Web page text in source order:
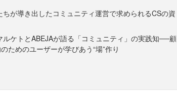
ちが導き出したコミュニティ運営で求められるCSの資
ルケトとABEJAが語る「コミュニティ」の実践知──顧
ためのユーザーが学びあう“場”作り